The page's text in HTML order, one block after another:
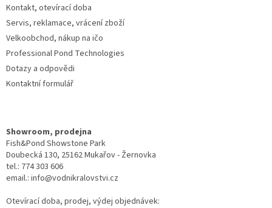
Kontakt, otevírací doba
Servis, reklamace, vrácení zboží
Velkoobchod, nákup na ičo
Professional Pond Technologies
Dotazy a odpovědi
Kontaktní formulář
Showroom, prodejna
Fish&Pond Showstone Park
Doubecká 130, 25162 Mukařov - Žernovka
tel.: 774 303 606
email.: info@vodnikralovstvi.cz
Otevírací doba, prodej, výdej objednávek: